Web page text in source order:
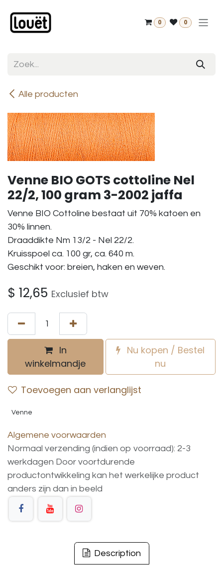
0 0
Alle producten
Venne BIO GOTS cottoline Nel
22/2, 100 gram 3-2002 jaffa
Venne BIO Cottoline bestaat uit 70% katoen en
30% linnen.
Draaddikte Nm 13/2 - Nel 22/2.
Kruisspoel ca. 100 gr, ca. 640 m.
Geschikt voor: breien, haken en weven.
$ 12,65 Exclusief btw
In
winkelmandje
Nu kopen / Bestel
nu
Toevoegen aan verlanglijst
Venne
Algemene voorwaarden
Normaal verzending (indien op voorraad): 2-3
werkdagen Door voortdurende
productontwikkeling kan het werkelijke product
anders zijn dan in beeld
Description